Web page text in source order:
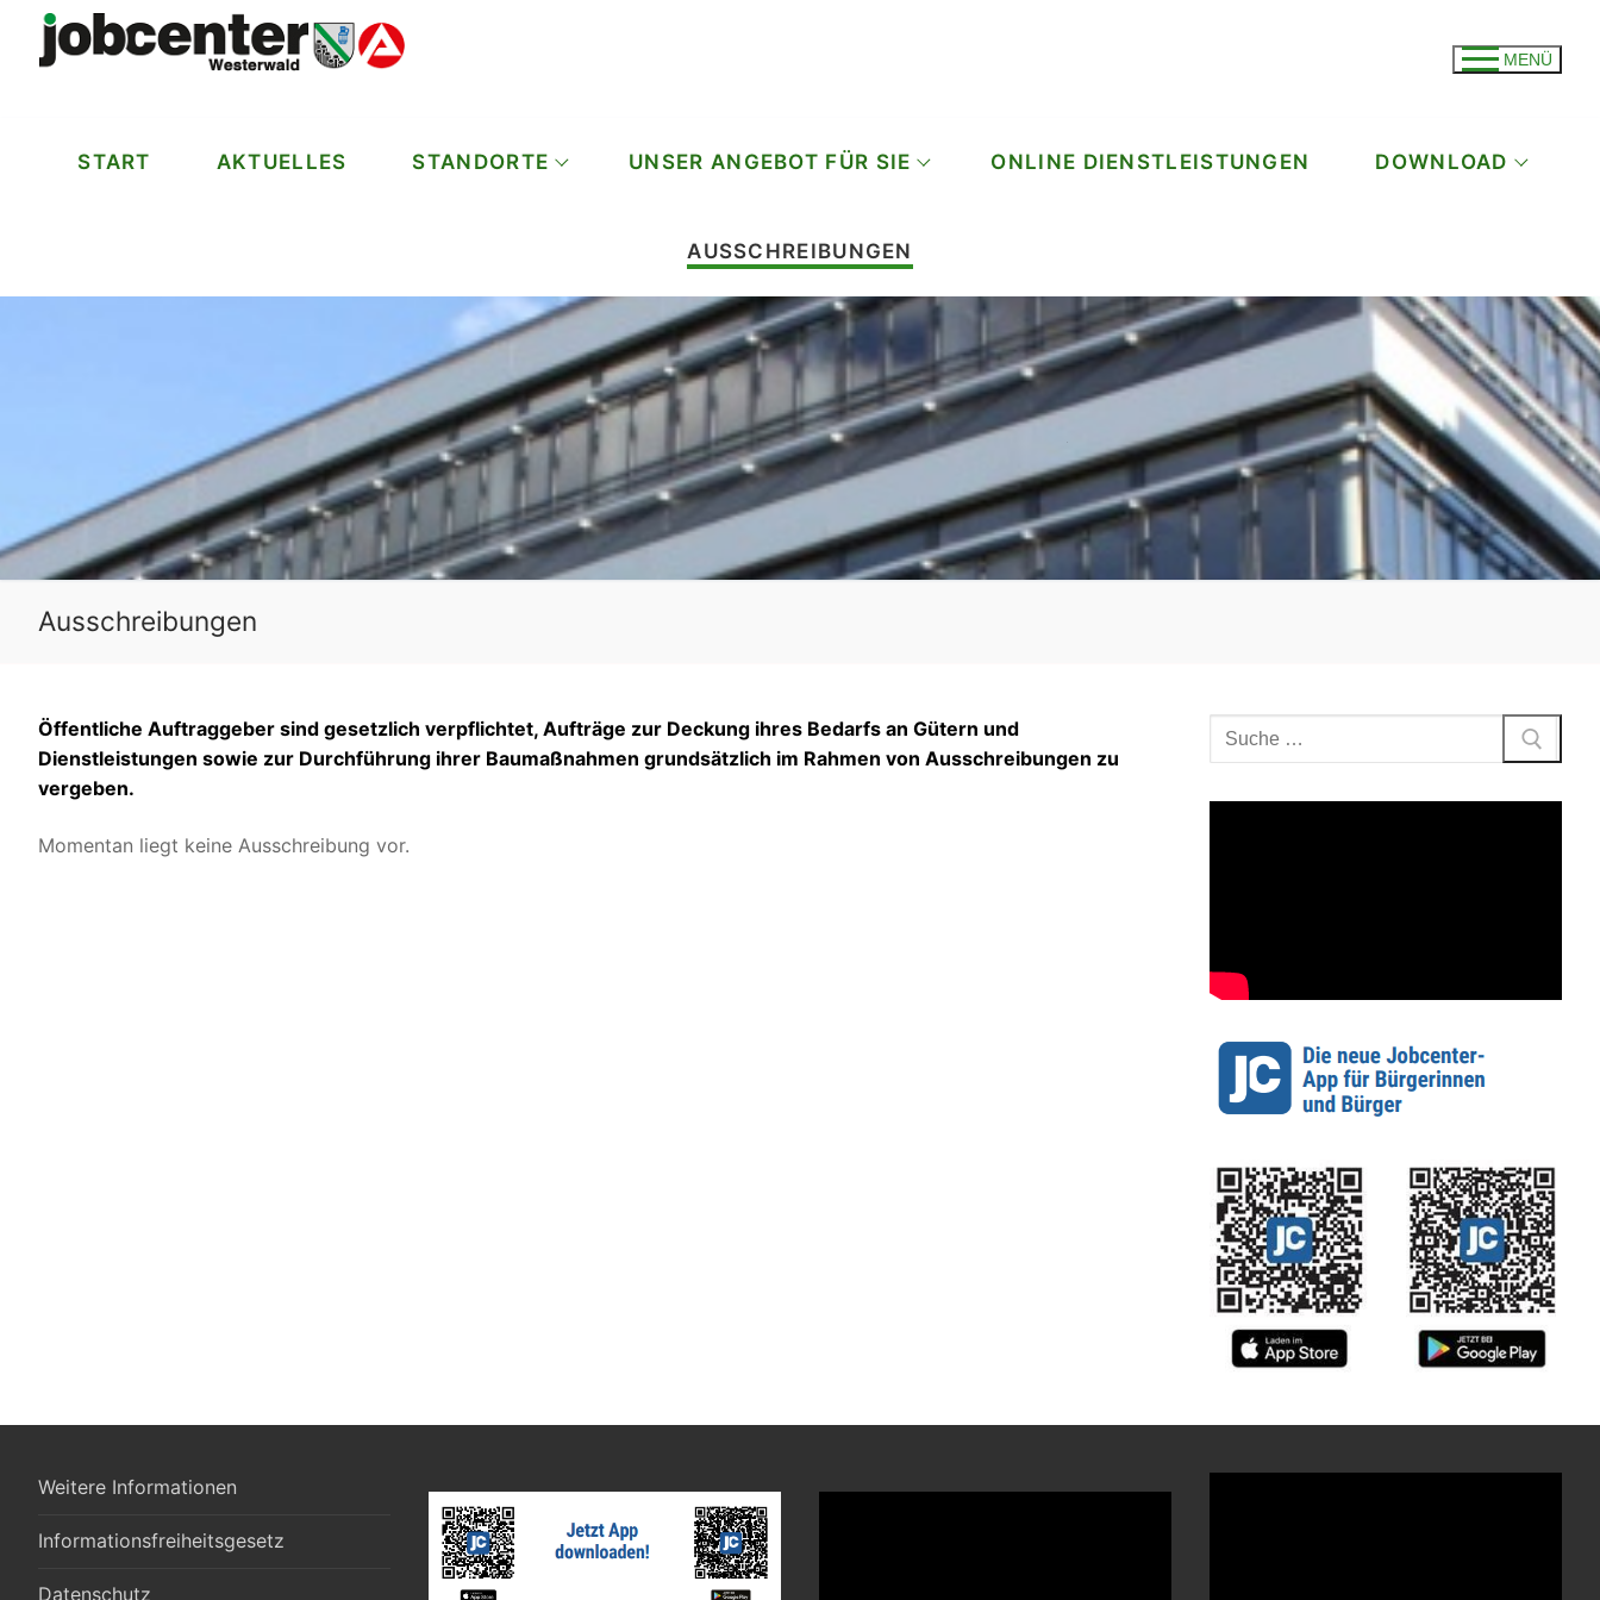
MENÜ
START AKTUELLES STANDORTE UNSER ANGEBOT FÜR SIE ONLINE DIENSTLEISTUNGEN DOWNLOAD
AUSSCHREIBUNGEN
Ausschreibungen
Öffentliche Auftraggeber sind gesetzlich verpflichtet, Aufträge zur Deckung ihres Bedarfs an Gütern und
Dienstleistungen sowie zur Durchführung ihrer Baumaßnahmen grundsätzlich im Rahmen von Ausschreibungen zu
vergeben.
Momentan liegt keine Ausschreibung vor.
Weitere Informationen
Informationsfreiheitsgesetz
Datenschutz